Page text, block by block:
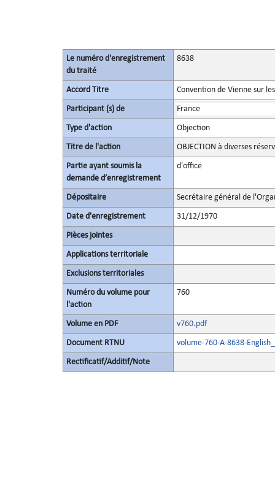
Le numéro d'enregistrement
du traité
8638
Accord Titre Convention de Vienne sur
Participant (s) de France
Type d'action Objection
Titre de l'action OBJECTION à diverses
Partie ayant soumis la
demande d’enregistrement
d'office
Dépositaire Secrétaire général de
Date d'enregistrement 31/12/1970
Pièces jointes
Applications territoriale
Exclusions territoriales
Numéro du volume pour
l'action
760
Volume en PDF v760.pdf
Document RTNU volume-760-A-8638-
Rectificatif/Additif/Note